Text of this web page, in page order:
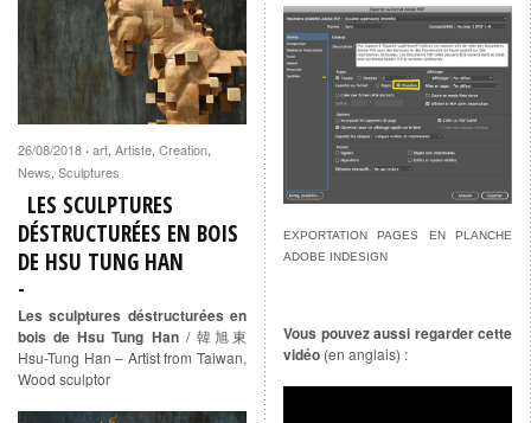
EXPORTATION PAGES EN PLANCHE
ADOBE INDESIGN
Vous pouvez aussi regarder cette
vidéo (en anglais) :
26/08/2018 · art, Artiste, Creation,
News, Sculptures
LES SCULPTURES
DÉSTRUCTURÉES EN BOIS
DE HSU TUNG HAN
Les sculptures déstructurées en
bois de Hsu Tung Han/ 韓旭東
Hsu-Tung Han – Artist from Taiwan,
Wood sculptor